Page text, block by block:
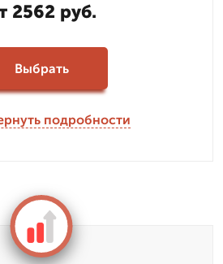
2562 руб.
Выбрать
подробности